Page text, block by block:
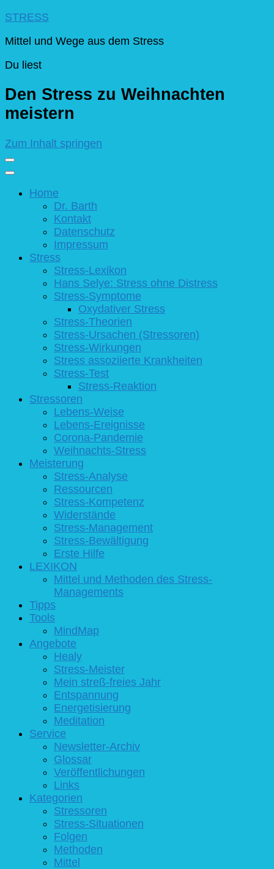
STRESS
Mittel und Wege aus dem Stress
Du liest
Den Stress zu Weihnachten
meistern
Zum Inhalt springen
Home
Dr. Barth
Kontakt
Datenschutz
Impressum
Stress
Stress-Lexikon
Hans Selye: Stress ohne Distress
Stress-Symptome
Oxydativer Stress
Stress-Theorien
Stress-Ursachen (Stressoren)
Stress-Wirkungen
Stress assoziierte Krankheiten
Stress-Test
Stress-Reaktion
Stressoren
Lebens-Weise
Lebens-Ereignisse
Corona-Pandemie
Weihnachts-Stress
Meisterung
Stress-Analyse
Ressourcen
Stress-Kompetenz
Widerstände
Stress-Management
Stress-Bewältigung
Erste Hilfe
LEXIKON
Mittel und Methoden des Stress-
Managements
Tipps
Tools
MindMap
Angebote
Healy
Stress-Meister
Mein streß-freies Jahr
Entspannung
Energetisierung
Meditation
Service
Newsletter-Archiv
Glossar
Veröffentlichungen
Links
Kategorien
Stressoren
Stress-Situationen
Folgen
Methoden
Mittel